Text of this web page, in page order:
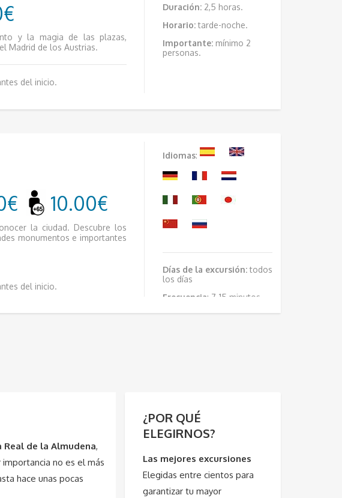
y la magia de las plazas,
Madrid de los Austrias.
del inicio.
Duración: 2,5 horas.
Horario:tarde-noche.
Importante: mínimo 2
personas.
10.00€
la ciudad. Descubre los
monumentos e importantes
del inicio.
Idiomas:
Días de la excursión:todos
los días
Frecuencia: 7-15 minutos
del año
Real de la Almudena,
no es el más
hace unas pocas
¿POR QUÉ
ELEGIRNOS?
Las mejores excursiones
Elegidas entre cientos para
garantizar tu mayor